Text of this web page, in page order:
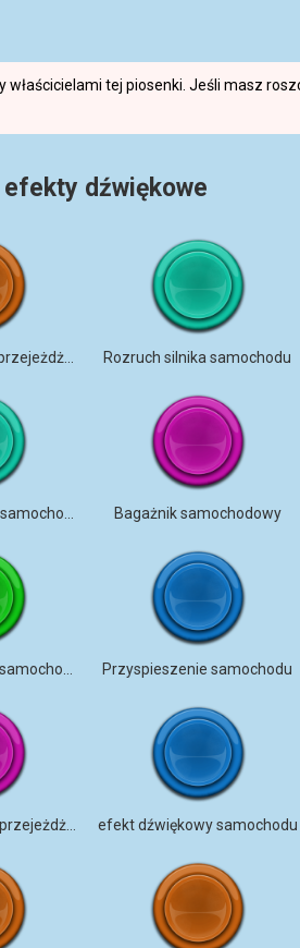
właścicielami tej piosenki. Jeśli masz
efekty dźwiękowe
Rozruch silnika samochodu
Bagażnik samochodowy
Przyspieszenie samochodu
efekt dźwiękowy samochodu